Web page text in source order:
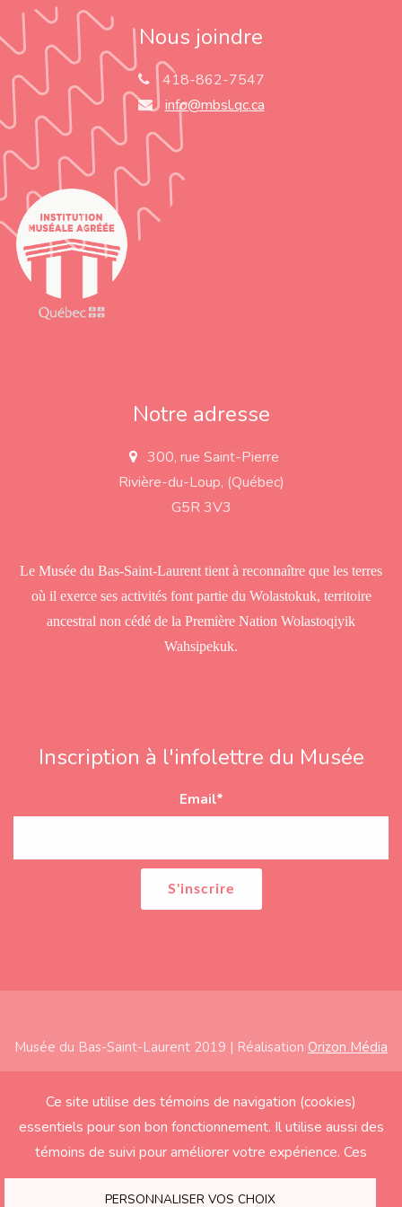
Nous joindre
418-862-7547
info@mbsl.qc.ca
Notre adresse
a
d
300, rue Saint-Pierre
Rivière-du-Loup, (Québec)
G5R 3V3
Le Musée du Bas-Saint-Laurent tient à reconnaître que les terres
où il exerce ses activités font partie du Wolastokuk, territoire
ancestral non cédé de la Première Nation Wolastoqiyik
Wahsipekuk.
Inscription à l'infolettre du Musée
Email*
Musée du Bas-Saint-Laurent 2019 | Réalisation Orizon Média
Ce site utilise des témoins de navigation (cookies)
essentiels pour son bon fonctionnement. Il utilise aussi des
témoins de suivi pour améliorer votre expérience. Ces
derniers seront activés seulement si vous acceptez.
PERSONNALISER VOS CHOIX
Subfooter
Accueil
À propos
Éducation